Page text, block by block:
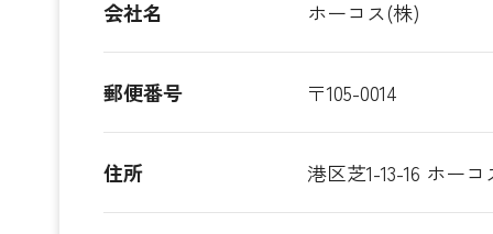
会社名 ホーコス(株)
郵便番号 〒105-0014
住所 港区芝1-13-16 ホー